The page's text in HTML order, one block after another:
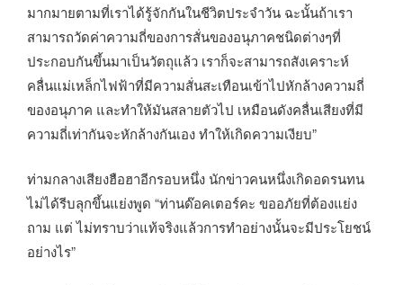
มากมายตามที่เราได้รู้จักกันในชีวิตประจำวัน ฉะนั้นถ้าเรา
สามารถวัดค่าความถี่ของการสั่นของอนุภาคชนิดต่างๆที่
ประกอบกันขึ้นมาเป็นวัตถุแล้ว เราก็จะสามารถสังเคราะห์
คลื่นแม่เหล็กไฟฟ้าที่มีความสั่นสะเทือนเข้าไปหักล้างความถี่
ของอนุภาค และทำให้มันสลายตัวไป เหมือนดังคลื่นเสียงที่มี
ความถี่เท่ากันจะหักล้างกันเอง ทำให้เกิดความเงียบ”
ท่ามกลางเสียงฮือฮาอีกรอบหนึ่ง นักข่าวคนหนึ่งเกิดอดรนทน
ไม่ได้รีบลุกขึ้นแย่งพูด “ท่านด๊อคเตอร์คะ ขออภัยที่ต้องแย่ง
ถาม แต่ ไม่ทราบว่าแท้จริงแล้วการทำอย่างนั้นจะมีประโยชน์
อย่างไร”